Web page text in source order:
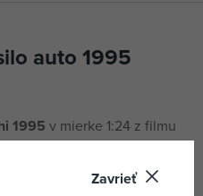
auto 1995
1995 v mierke 1:24 z filmu
kufor a kapota.Zavrieť